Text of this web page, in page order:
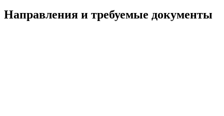
Направления и требуемые документы